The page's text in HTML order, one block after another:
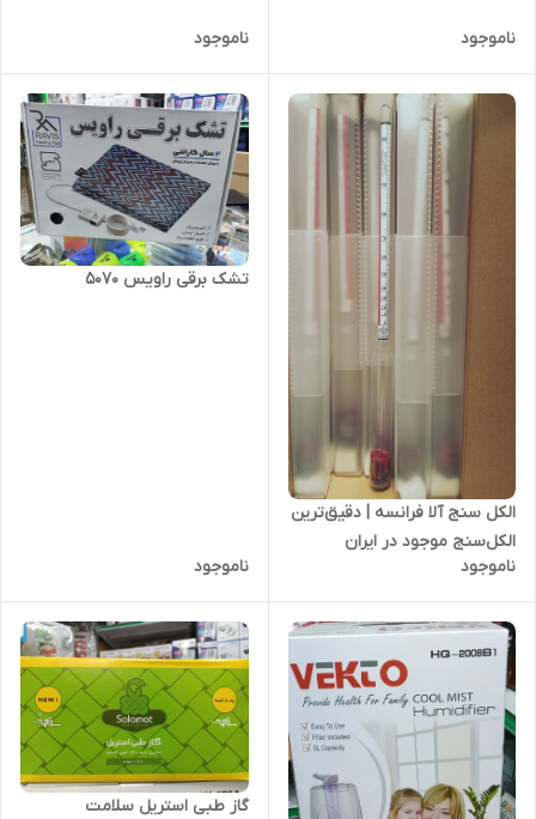
ناموجود ناموجود
الکل‌ سنج آلا فرانسه | دقیق‌ترین
الکل‌سنج موجود در ایران
ناموجود
تشک برقی راویس 5070
ناموجود
گاز طبی استریل سلامت